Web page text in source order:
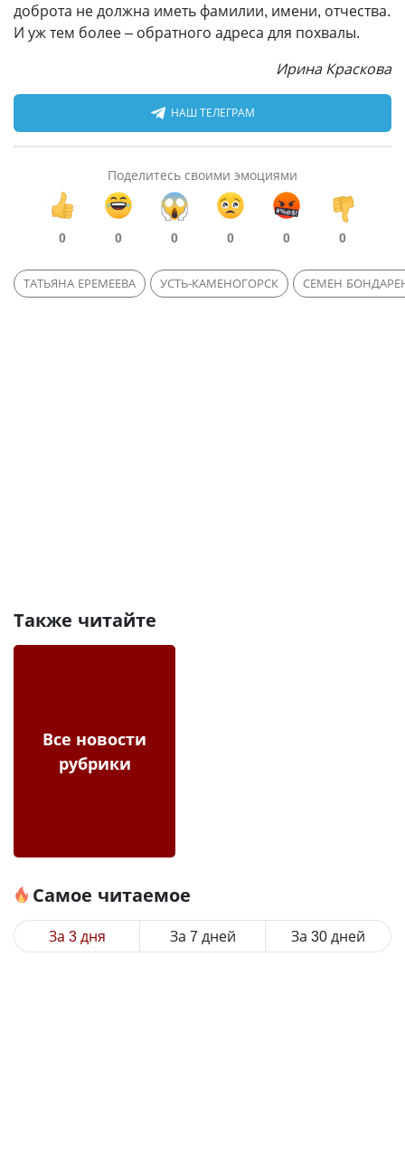
доброта не должна иметь фамилии, имени, отчества.
И уж тем более – обратного адреса для похвалы.
Ирина Краскова
НАШ ТЕЛЕГРАМ
Поделитесь своими эмоциями
0 0 0 0 0 0
ТАТЬЯНА ЕРЕМЕЕВА УСТЬ-КАМЕНОГОРСК СЕМЕН
Также читайте
Все новости
рубрики
Самое читаемое
За 3 дня За 7 дней За 30 дней